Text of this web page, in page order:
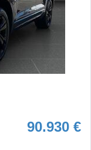
90.930 €